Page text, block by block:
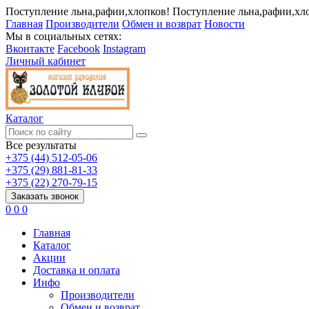
Поступление льна,рафии,хлопков! Поступление
Главная Производители Обмен и возврат Новости
Мы в социальных сетях:
Вконтакте Facebook Instagram
Личный кабинет
Каталог
Все результаты
+375 (44) 512-05-06
+375 (29) 881-81-33
+375 (22) 270-79-15
Заказать звонок
0 0 0
Главная
Каталог
Акции
Доставка и оплата
Инфо
Производители